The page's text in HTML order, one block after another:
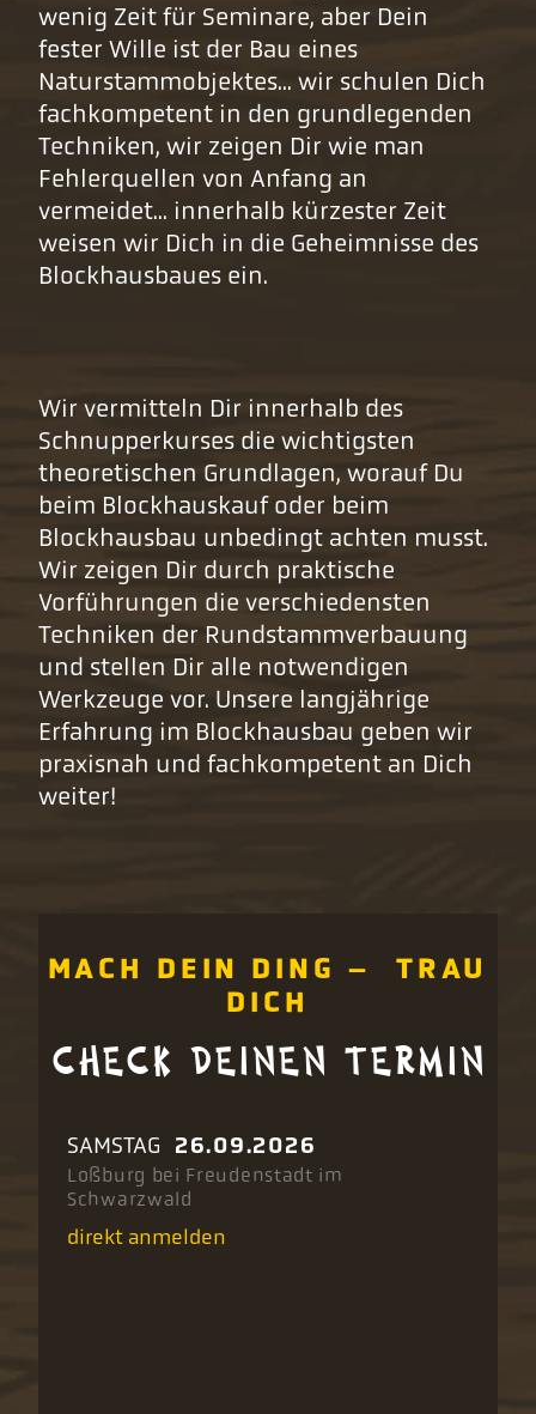
wenig Zeit für Seminare, aber Dein
fester Wille ist der Bau eines
Naturstammobjektes... wir schulen Dich
fachkompetent in den grundlegenden
Techniken, wir zeigen Dir wie man
Fehlerquellen von Anfang an
vermeidet... innerhalb kürzester Zeit
weisen wir Dich in die Geheimnisse des
Blockhausbaues ein.
Wir vermitteln Dir innerhalb des
Schnupperkurses die wichtigsten
theoretischen Grundlagen, worauf Du
beim Blockhauskauf oder beim
Blockhausbau unbedingt achten musst.
Wir zeigen Dir durch praktische
Vorführungen die verschiedensten
Techniken der Rundstammverbauung
und stellen Dir alle notwendigen
Werkzeuge vor. Unsere langjährige
Erfahrung im Blockhausbau geben wir
praxisnah und fachkompetent an Dich
weiter!
MACH DEIN DING – TRAU
DICH
CHECK DEINEN TERMIN
SAMSTAG 26.09.2026
Loßburg bei Freudenstadt im
Schwarzwald
direkt anmelden